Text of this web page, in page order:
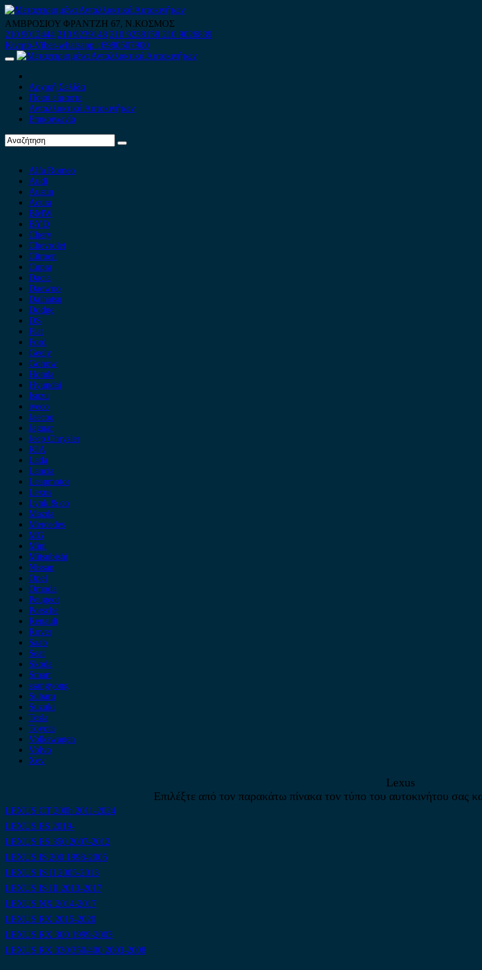
Skip
to
content
ΑΜΒΡΟΣΙΟΥ ΦΡΑΝΤΖΗ 67, Ν.ΚΟΣΜΟΣ
210 9012444 210 9239148 210 9238158 210 9026839
Κινητό-Viber-whatsapp : 6980507900
Primary
Αρχική Σελίδα
Ποιοί είμαστε
Ανταλλακτικά Αυτοκινήτων
Επικοινωνία
Alfa Romeo
Audi
Austin
Acura
BMW
BYD
Chery
Chevrolet
Citroen
Cupra
Dacia
Daewoo
Daihatsu
Dodge
DS
Fiat
Ford
Geely
Gonow
Honda
Hyundai
Isuzu
iveco
Jaecoo
Jaguar
Jeep Chrysler
KIA
Lada
Lancia
Leapmotor
Lexus
Lynk & co
Mazda
Mercedes
MG
Mini
Mitsubishi
Nissan
Opel
Omoda
Peugeot
Porsche
Renault
Rover
Saab
Seat
Skoda
Smart
ssangyong
Subaru
Suzuki
Tesla
Toyota
Volkswagen
Volvo
Xev
Lexus
Επιλέξτε από τον παρακάτω πίνακα τον τύπο του αυτοκινήτου σας
LEXUS CT 200h 2011-2024
LEXUS ES 2019-
LEXUS ES 350 2007-2012
LEXUS IS 200 1998-2005
LEXUS IS II 2005-2013
LEXUS IS III 2013-2017
LEXUS NX 2014-2017
LEXUS RX 2015-2020
LEXUS RX 300 1999-2003
LEXUS RX 330/350/400 2003-2008